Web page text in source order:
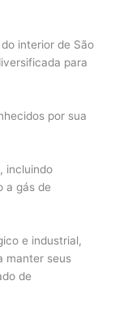
interior de São
para
por sua
incluindo
a gás de
e industrial,
manter seus
de